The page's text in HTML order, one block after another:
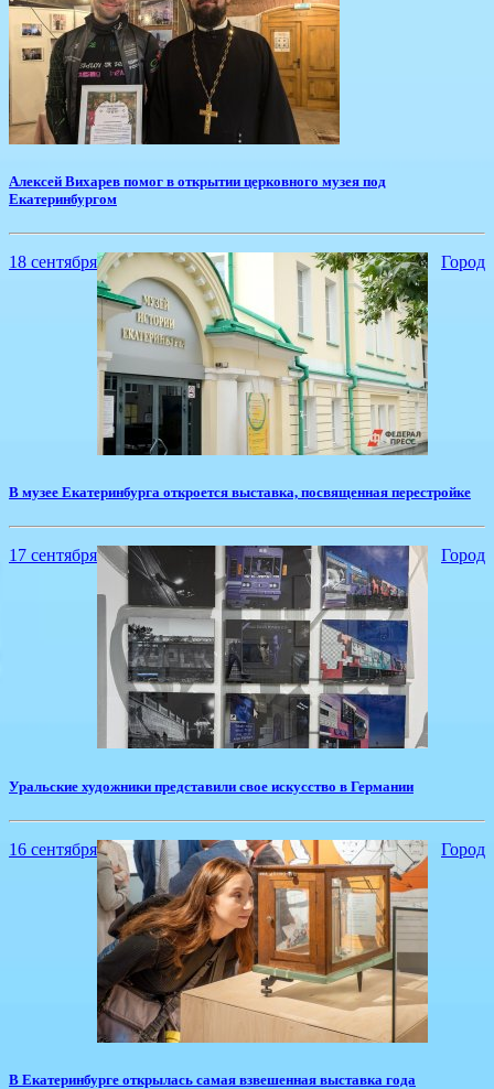
​Алексей Вихарев помог в открытии церковного музея под
Екатеринбургом
18 сентября Город
В музее Екатеринбурга откроется выставка, посвященная перестройке
17 сентября Город
​Уральские художники представили свое искусство в Германии
16 сентября Город
​В Екатеринбурге открылась самая взвешенная выставка года